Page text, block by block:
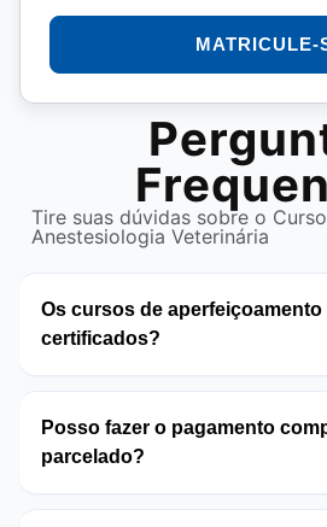
MATRICULE-
Tire suas dúvidas sobre o
Anestesiologia Veterinária
Os cursos de
certificados?
Posso fazer o pagamento
parcelado?